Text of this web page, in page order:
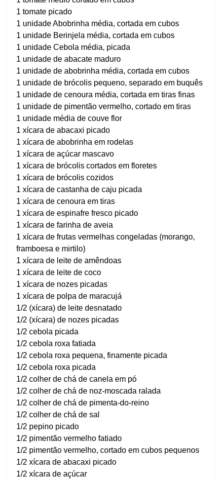
1 tomate picado
1 unidade Abobrinha média, cortada em cubos
1 unidade Berinjela média, cortada em cubos
1 unidade Cebola média, picada
1 unidade de abacate maduro
1 unidade de abobrinha média, cortada em cubos
1 unidade de brócolis pequeno, separado em buquês
1 unidade de cenoura média, cortada em tiras finas
1 unidade de pimentão vermelho, cortado em tiras
1 unidade média de couve flor
1 xícara de abacaxi picado
1 xícara de abobrinha em rodelas
1 xícara de açúcar mascavo
1 xícara de brócolis cortados em floretes
1 xícara de brócolis cozidos
1 xícara de castanha de caju picada
1 xícara de cenoura em tiras
1 xícara de espinafre fresco picado
1 xícara de farinha de aveia
1 xícara de frutas vermelhas congeladas (morango,
framboesa e mirtilo)
1 xícara de leite de amêndoas
1 xícara de leite de coco
1 xícara de nozes picadas
1 xícara de polpa de maracujá
1/2 (xícara) de leite desnatado
1/2 (xícara) de nozes picadas
1/2 cebola picada
1/2 cebola roxa fatiada
1/2 cebola roxa pequena, finamente picada
1/2 cebola roxa picada
1/2 colher de chá de canela em pó
1/2 colher de chá de noz-moscada ralada
1/2 colher de chá de pimenta-do-reino
1/2 colher de chá de sal
1/2 pepino picado
1/2 pimentão vermelho fatiado
1/2 pimentão vermelho, cortado em cubos pequenos
1/2 xícara de abacaxi picado
1/2 xícara de açúcar